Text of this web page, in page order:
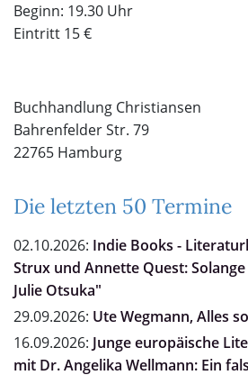
Beginn: 19.30 Uhr
Eintritt 15 €
Buchhandlung Christiansen
Bahrenfelder Str. 79
22765 Hamburg
Die letzten 50 Termine
02.10.2026: Indie Books -
Strux und Annette Quest:
Julie Otsuka"
29.09.2026: Ute Wegmann, Alles
16.09.2026: Junge europäische
mit Dr. Angelika Wellmann: Ein